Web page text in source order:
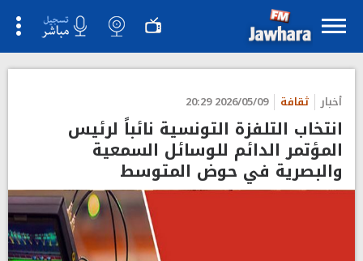
أخبار ثقافة 2026/05/09 20:29
انتخاب التلفزة التونسية نائباً لرئيس
المؤتمر الدائم للوسائل السمعية
والبصرية في حوض المتوسط